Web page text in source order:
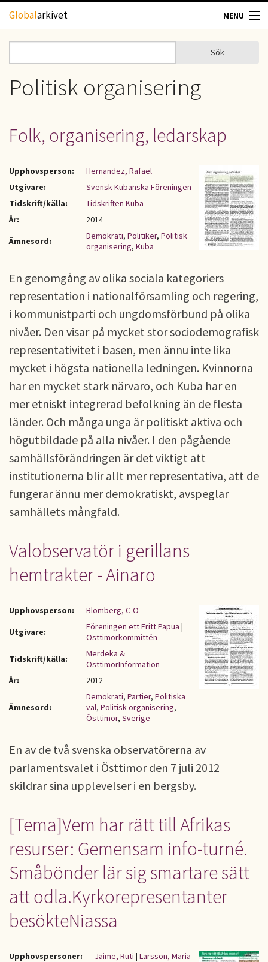
Hoppa till huvudinnehåll
Globalarkivet MENU
TIDSKRIFTER
GEOGRAFI
UPPHOVSRÄTT
OM OSS
KONTAKT
Sökformulär
Sök
Politisk organisering
Folk, organisering, ledarskap
Upphovsperson:
Hernandez, Rafael
Utgivare:
Svensk-Kubanska Föreningen
Tidskrift/källa:
Tidskriften Kuba
År:
2014
Ämnesord:
Demokrati, Politiker, Politisk
organisering, Kuba
En genomgång av olika sociala kategoriers
representation i nationalförsamling och regering,
i kommunistparti och ungdomsförbund på olika
nivåer. Den visar på mycket stor sociodemografisk
representativitet i basen, men ännu inte lika
mycket i högsta nationella ledningen. Kvinnorna
har en mycket stark närvaro, och Kuba har en
mer etniskt integrerad befolkning än de flesta
länder. Och många unga är politiskt aktiva och
högutbildade på alla nivåer. I den pågående
samhällsförändringen är det viktigt att
institutionerna blir allt mer representativa, att de
fungerar ännu mer demokratiskt, avspeglar
samhällets mångfald.
Valobservatör i gerillans
hemtrakter - Ainaro
Upphovsperson:
Blomberg, C-O
Utgivare:
Föreningen ett Fritt Papua |
Östtimorkommittén
Tidskrift/källa:
Merdeka &
ÖsttimorInformation
År:
2012
Ämnesord:
Demokrati, Partier, Politiska
val, Politisk organisering,
Östtimor, Sverige
En av de två svenska observatörerna av
parlamentsvalet i Östtimor den 7 juli 2012
skildrar sina upplevelser i en bergsby.
[Tema]Vem har rätt till Afrikas
resurser: Gemensam info-turné.
Småbönder lär sig smartare sätt
att odla.Kyrkorepresentanter
besökteNiassa
Upphovspersoner: Jaime, Ruti | Larsson, Maria